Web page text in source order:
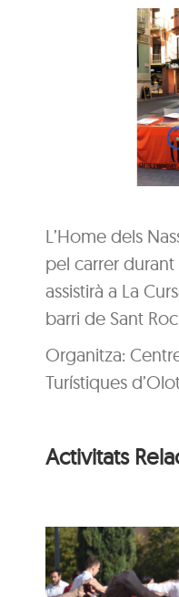
L’Home dels
pel carrer
assistirà a La
barri de Sant
Organitza:
Turístiques
Activitats